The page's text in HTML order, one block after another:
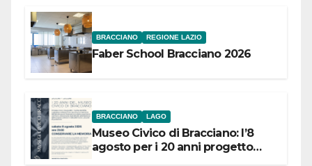
BRACCIANO REGIONE LAZIO
Faber School Bracciano 2026
BRACCIANO LAGO
Museo Civico di Bracciano: l’8
agosto per i 20 anni progetto